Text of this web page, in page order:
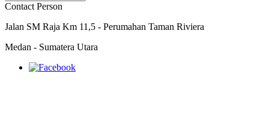
Contact Person
Jalan SM Raja Km 11,5 - Perumahan Taman Riviera
Medan - Sumatera Utara